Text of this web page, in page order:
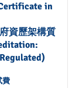
in
資歷架構質
費